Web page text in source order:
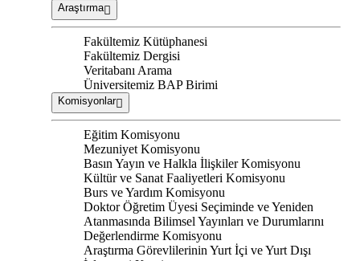
Araştırma
Fakültemiz Kütüphanesi
Fakültemiz Dergisi
Veritabanı Arama
Üniversitemiz BAP Birimi
Komisyonlar
Eğitim Komisyonu
Mezuniyet Komisyonu
Basın Yayın ve Halkla İlişkiler Komisyonu
Kültür ve Sanat Faaliyetleri Komisyonu
Burs ve Yardım Komisyonu
Doktor Öğretim Üyesi Seçiminde ve Yeniden
Atanmasında Bilimsel Yayınları ve Durumlarını
Değerlendirme Komisyonu
Araştırma Görevlilerinin Yurt İçi ve Yurt Dışı